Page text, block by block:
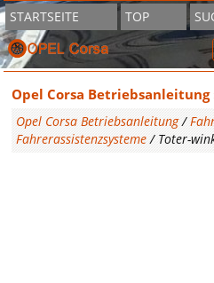
STARTSEITE TOP
Opel Corsa
Opel Corsa Betriebsanleitung/
Fahrerassistenzsysteme / Toter-